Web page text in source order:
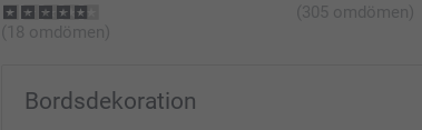
(18 omdömen)
(305 omdömen)
Bordsdekoration